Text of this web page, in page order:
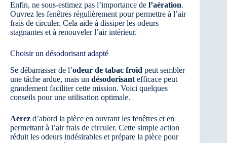
Enfin, ne sous-estimez pas l’importance de l’aération.
Ouvrez les fenêtres régulièrement pour permettre à l’air
frais de circuler. Cela aide à dissiper les odeurs
stagnantes et à renouveler l’air intérieur.
Choisir un désodorisant adapté
Se débarrasser de l’odeur de tabac froid peut sembler
une tâche ardue, mais un désodorisant efficace peut
grandement faciliter cette mission. Voici quelques
conseils pour une utilisation optimale.
Aérez d’abord la pièce en ouvrant les fenêtres et en
permettant à l’air frais de circuler. Cette simple action
réduit les odeurs indésirables et prépare la pièce pour